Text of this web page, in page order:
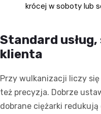
krócej w soboty lub
Standard
klienta
Przy wulkanizacji liczy
też precyzja. Dobrze
dobrane ciężarki